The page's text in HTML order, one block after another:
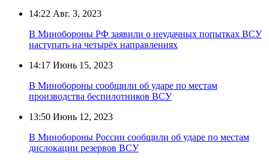
14:22 Авг. 3, 2023
В Минобороны РФ заявили о неудачных попытках ВСУ
наступать на четырёх направлениях
14:17 Июнь 15, 2023
В Минобороны сообщили об ударе по местам
производства беспилотников ВСУ
13:50 Июнь 12, 2023
В Минобороны России сообщили об ударе по местам
дислокации резервов ВСУ